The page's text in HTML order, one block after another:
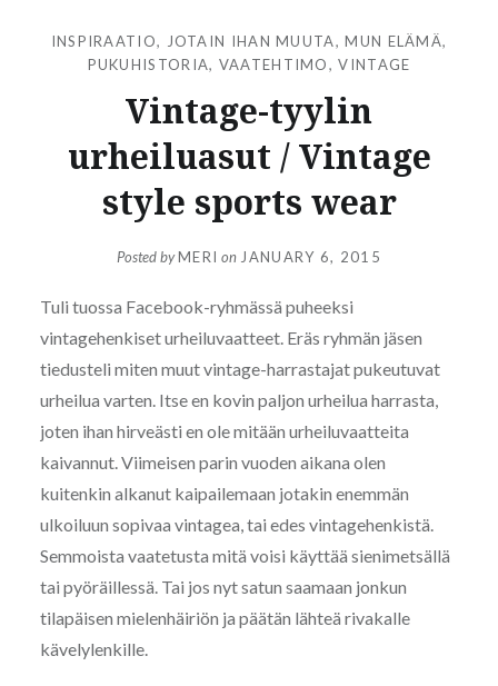
INSPIRAATIO, JOTAIN IHAN MUUTA,MUN ELÄMÄ,
PUKUHISTORIA, VAATEHTIMO,VINTAGE
Vintage-tyylin
urheiluasut / Vintage
style sports wear
Posted byMERI on JANUARY 6, 2015
Tuli tuossa Facebook-ryhmässä puheeksi
vintagehenkiset urheiluvaatteet. Eräs ryhmän jäsen
tiedusteli miten muut vintage-harrastajat pukeutuvat
urheilua varten. Itse en kovin paljon urheilua harrasta,
joten ihan hirveästi en ole mitään urheiluvaatteita
kaivannut. Viimeisen parin vuoden aikana olen
kuitenkin alkanut kaipailemaan jotakin enemmän
ulkoiluun sopivaa vintagea, tai edes vintagehenkistä.
Semmoista vaatetusta mitä voisi käyttää sienimetsällä
tai pyöräillessä. Tai jos nyt satun saamaan jonkun
tilapäisen mielenhäiriön ja päätän lähteä rivakalle
kävelylenkille.